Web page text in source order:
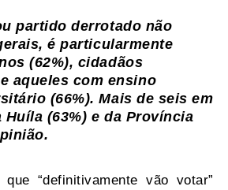
partido derrotado não
é particularmente
(62%), cidadãos
aqueles com ensino
(66%). Mais de seis em
(63%) e da Província
“definitivamente vão votar”